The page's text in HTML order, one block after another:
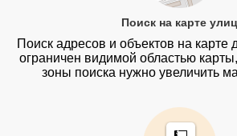
Поиск на карте улиц
Поиск адресов и объектов на карте
ограничен видимой областью
зоны поиска нужно увеличить